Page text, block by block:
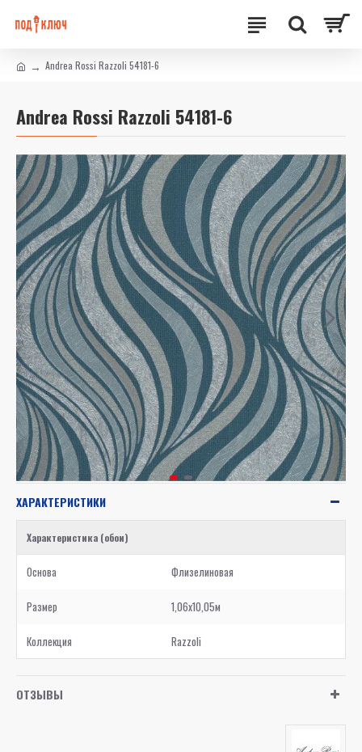
Andrea Rossi Razzoli 54181-6
Andrea Rossi Razzoli 54181-6
ХАРАКТЕРИСТИКИ
Характеристика (обои)
Основа Флизелиновая
Размер 1,06x10,05м
Коллекция Razzoli
ОТЗЫВЫ